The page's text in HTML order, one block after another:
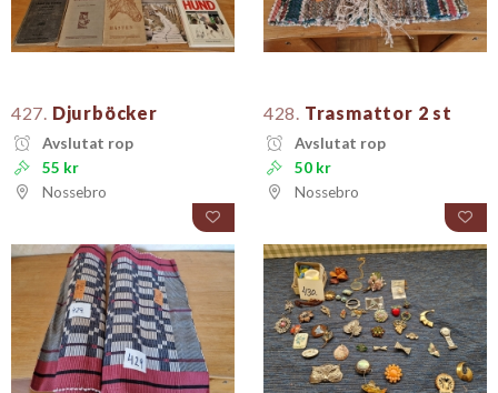
427. Djurböcker
Avslutat rop
55 kr
Nossebro
428. Trasmattor 2 st
Avslutat rop
50 kr
Nossebro